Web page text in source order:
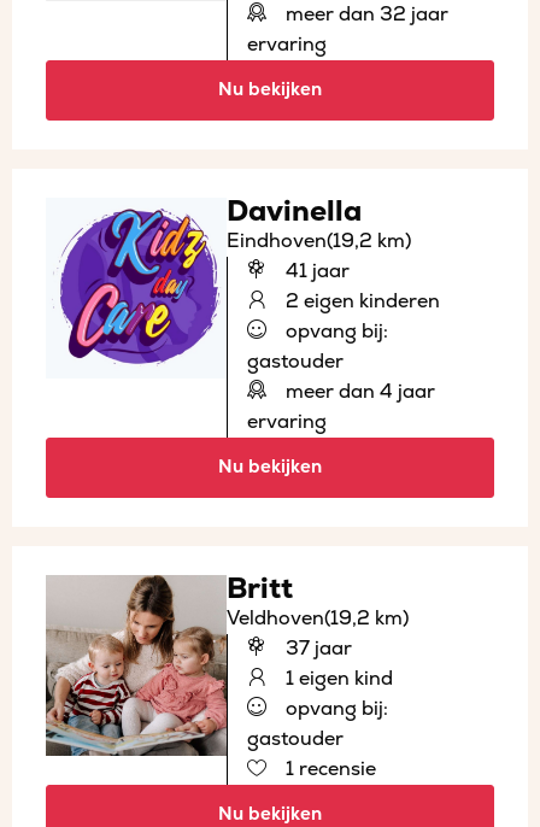
meer dan 32 jaar
ervaring
Nu bekijken
Davinella
Eindhoven(19,2 km)
41 jaar
2 eigen kinderen
opvang bij:
gastouder
meer dan 4 jaar
ervaring
Nu bekijken
Britt
Veldhoven(19,2 km)
37 jaar
1 eigen kind
opvang bij:
gastouder
1 recensie
Nu bekijken